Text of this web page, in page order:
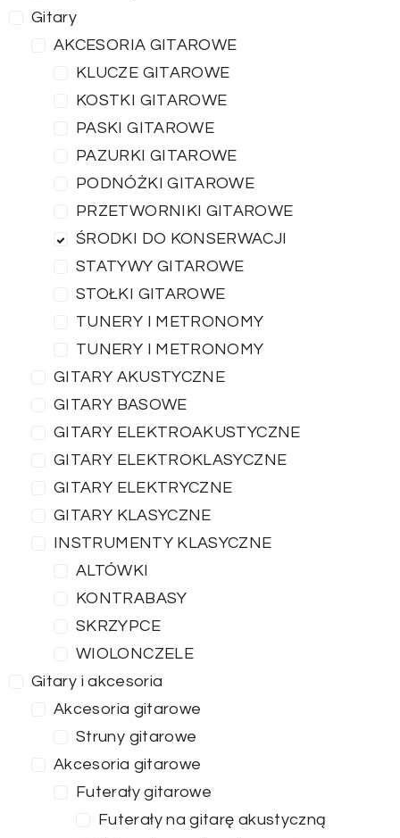
Gitary
AKCESORIA GITAROWE
KLUCZE GITAROWE
KOSTKI GITAROWE
PASKI GITAROWE
PAZURKI GITAROWE
PODNÓŻKI GITAROWE
PRZETWORNIKI GITAROWE
ŚRODKI DO KONSERWACJI
STATYWY GITAROWE
STOŁKI GITAROWE
TUNERY I METRONOMY
TUNERY I METRONOMY
GITARY AKUSTYCZNE
GITARY BASOWE
GITARY ELEKTROAKUSTYCZNE
GITARY ELEKTROKLASYCZNE
GITARY ELEKTRYCZNE
GITARY KLASYCZNE
INSTRUMENTY KLASYCZNE
ALTÓWKI
KONTRABASY
SKRZYPCE
WIOLONCZELE
Gitary i akcesoria
Akcesoria gitarowe
Struny gitarowe
Akcesoria gitarowe
Futerały gitarowe
Futerały na gitarę akustyczną